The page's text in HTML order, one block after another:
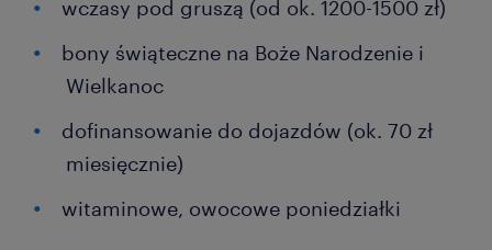
wczasy pod gruszą (od ok. 1200-1500 zł)
bony świąteczne na Boże Narodzenie i
Wielkanoc
dofinansowanie do dojazdów (ok. 70 zł
miesięcznie)
witaminowe, owocowe poniedziałki